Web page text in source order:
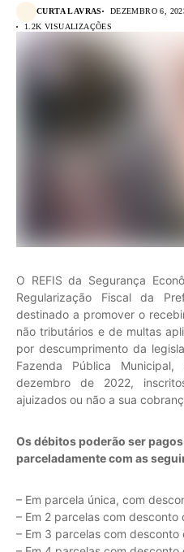
CURTA LAVRAS DEZEMBRO 6,
1.2K VISUALIZAÇÕES
O REFIS da Segurança
Regularização Fiscal da
destinado a promover o
não tributários e de multas
por descumprimento da
Fazenda Pública
dezembro de 2022,
ajuizados ou não a sua
Os débitos poderão ser
parceladamente com as
– Em parcela única, com
– Em 2 parcelas com desconto
– Em 3 parcelas com desconto